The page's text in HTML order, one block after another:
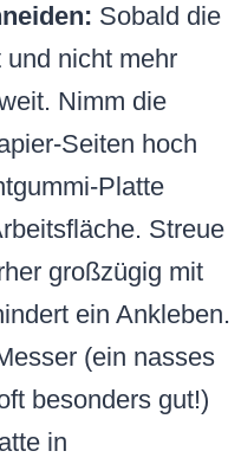
Sobald die
nicht mehr
Nimm die
Seiten hoch
Platte
Streue
großzügig mit
ein Ankleben.
(ein nasses
besonders gut!)
in